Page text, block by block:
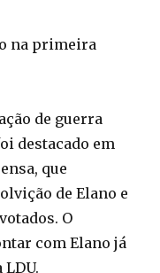
na primeira
de guerra
destacado em
que
de Elano e
O
com Elano já